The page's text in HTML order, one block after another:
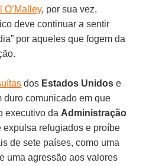
O’Malley, por sua vez,
deve continuar a sentir
por aqueles que fogem da
dos Estados Unidos e
duro comunicado em que
executivo da Administração
expulsa refugiados e proíbe
de sete países, como uma
uma agressão aos valores